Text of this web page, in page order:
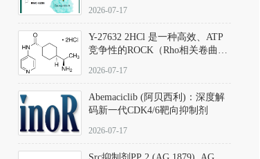
向KRAS/NRAS/HRAS的广谱RAS
2026-07-17
Y-27632 2HCl 是一种高效、ATP
竞争性的ROCK（Rho相关卷曲螺
同等抑制ROCK1与ROCK2；其通
过精准嵌入激酶的ATP结合位点
发挥抑制作用，对ROCK1和
ROCK2的解离常数（Ki）分别为
140 nM和300 nM；在众多丝氨酸/
中，其靶向ROCK的选择性超过
2026-07-17
Abemaciclib (阿贝西利)：深度解
码新一代CDK4/6靶向抑制剂
2026-07-17